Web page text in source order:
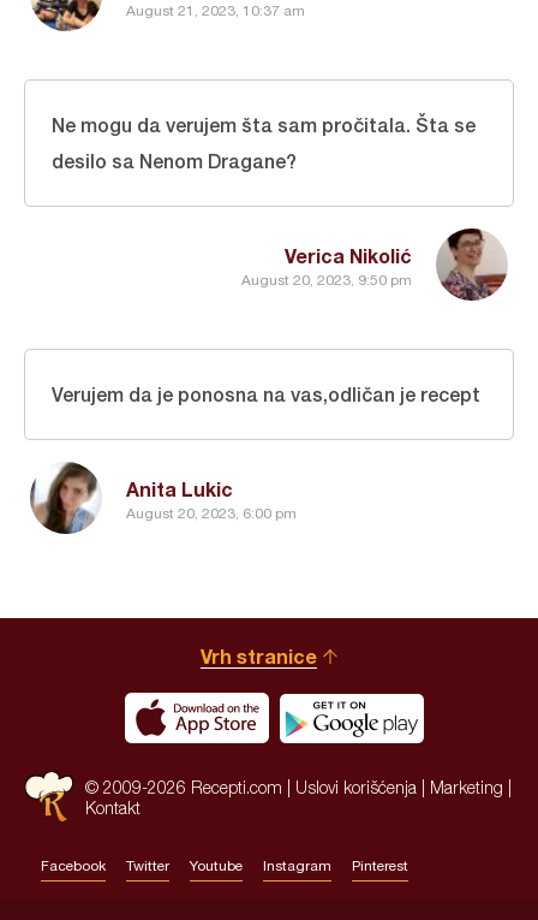
August 21, 2023, 10:37 am
Verica Nikolić
August 20, 2023, 9:50 pm
Ne mogu da verujem šta sam pročitala. Šta se
desilo sa Nenom Dragane?
Anita Lukic
August 20, 2023, 6:00 pm
Verujem da je ponosna na vas,odličan je recept
Vrh stranice
© 2009-2026 Recepti.com | Uslovi korišćenja Marketing
Kontakt
Facebook Twitter Youtube Instagram Pinterest